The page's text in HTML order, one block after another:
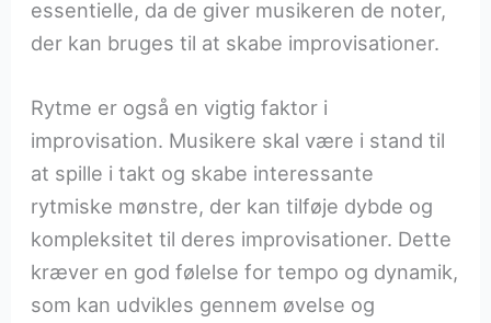
essentielle, da de giver musikeren de noter,
der kan bruges til at skabe improvisationer.
Rytme er også en vigtig faktor i
improvisation. Musikere skal være i stand til
at spille i takt og skabe interessante
rytmiske mønstre, der kan tilføje dybde og
kompleksitet til deres improvisationer. Dette
kræver en god følelse for tempo og dynamik,
som kan udvikles gennem øvelse og